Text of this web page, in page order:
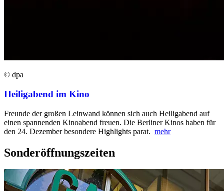
© dpa
Heiligabend im Kino
Freunde der großen Leinwand können sich auch Heiligabend auf
einen spannenden Kinoabend freuen. Die Berliner Kinos haben für
den 24. Dezember besondere Highlights parat. mehr
Sonderöffnungszeiten